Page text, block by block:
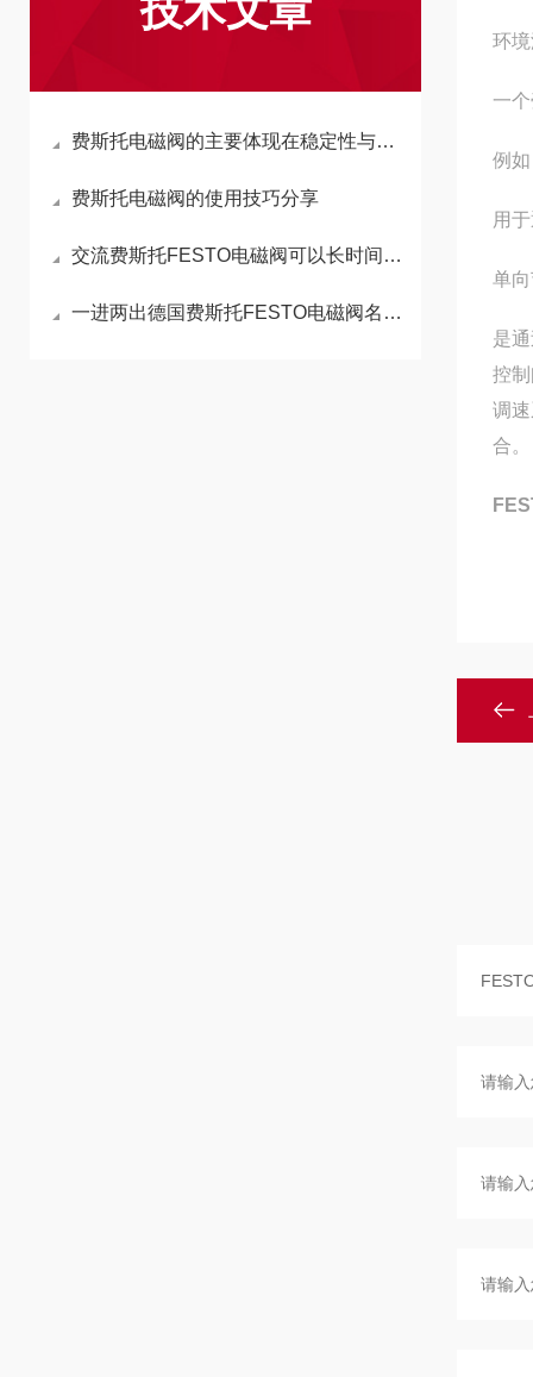
技术文章
费斯托电磁阀的主要体现在稳定性与实用性这两大方面
费斯托电磁阀的使用技巧分享
交流费斯托FESTO电磁阀可以长时间持续通电工作吗
一进两出德国费斯托FESTO电磁阀名称是什么
环境
一
例
用
单
是
控
调
合。